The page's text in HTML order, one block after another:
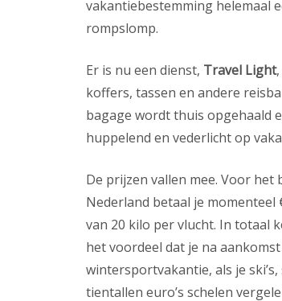
vakantiebestemming helemaal
rompslomp.
Er is nu een dienst, Travel Light
koffers, tassen en andere
bagage wordt thuis opgehaald
huppelend en vederlicht op
De prijzen vallen mee. Voor
Nederland betaal je
van 20 kilo per vlucht. In totaal
het voordeel dat je na
wintersportvakantie, als je
tientallen euro’s schelen